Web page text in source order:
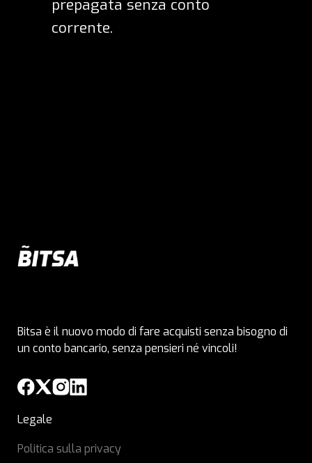
prepagata senza conto
corrente.
Bitsa è il nuovo modo di fare acquisti senza bisogno di
un conto bancario, senza pensieri né vincoli!
Legale
Politica sulla privacy